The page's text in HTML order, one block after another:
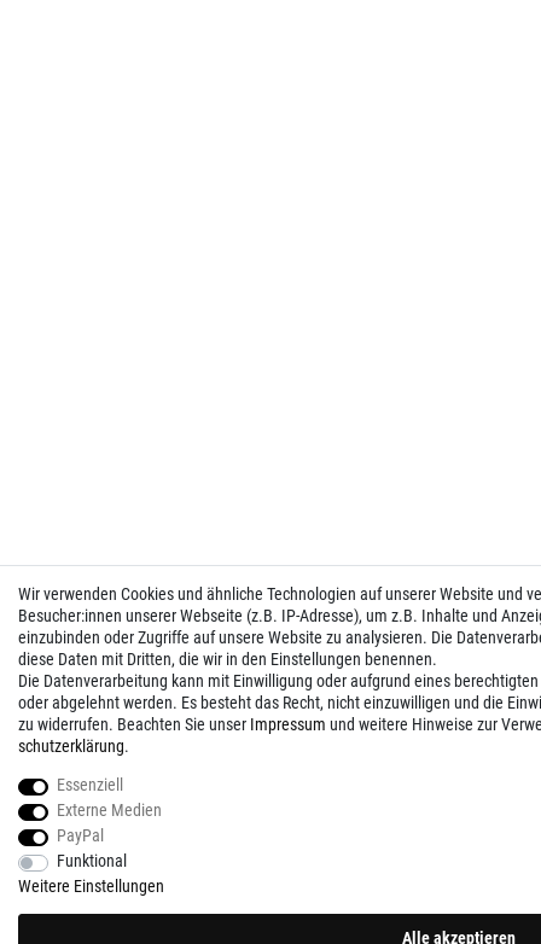
Wir verwenden Cookies und ähnliche Technologien auf unserer Website und
Besucher:innen unserer Webseite (z.B. IP-Adresse), um z.B. Inhalte und
einzubinden oder Zugriffe auf unsere Website zu analysieren. Die
diese Daten mit Dritten, die wir in den Einstellungen benennen.
Die Datenverarbeitung kann mit Einwilligung oder aufgrund eines
oder abgelehnt werden. Es besteht das Recht, nicht einzuwilligen und die
zu widerrufen. Beachten Sie unser Impressum und weitere Hinweise zur
schutz­erklärung.
Essenziell
Externe Medien
PayPal
Funktional
Weitere Einstellungen
Alle akzeptieren